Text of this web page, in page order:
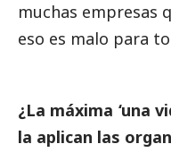
muchas empresas
eso es malo para
¿La máxima ‘una
la aplican las